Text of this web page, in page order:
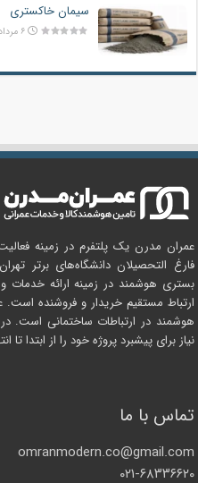
سیمان خاکستری
۶ مرداد, ۱۴۰۵
عمران مدرن یک پلتفرم در زمینه
فارغ التحصیلان دانشگاه‌های برتر
بستری هوشمند در زمینه ارائه
ارتباط مستقیم خریدار و فروشنده
هوشمند در ارتباطات ساختمانی است.
نیاز برای پیشبرد پروژه خود را از ابتدا تا
تماس با ما
omranmodern.co@gmail.com
۰۲۱-۶۸۳۳۶۶۲۰